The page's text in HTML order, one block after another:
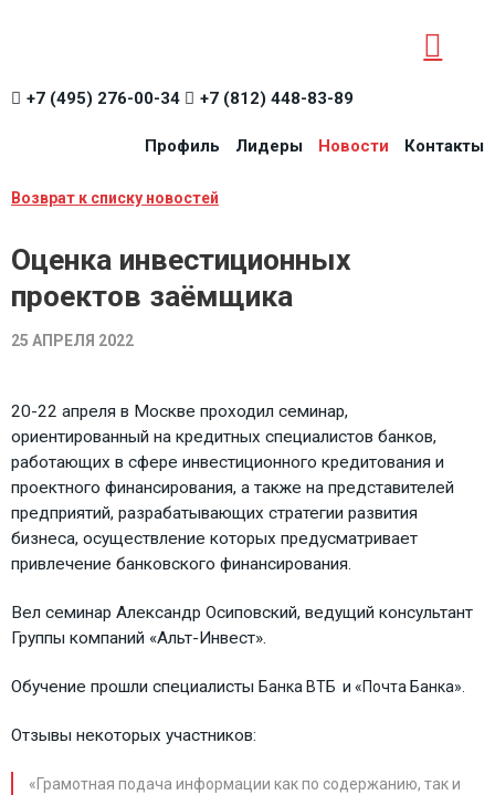
+7 (495) 276-00-34 +7 (812) 448-83-89
Профиль Лидеры Новости Контакты
Возврат к списку новостей
Оценка инвестиционных
проектов заёмщика
25 АПРЕЛЯ 2022
20-22 апреля в Москве проходил семинар,
ориентированный на кредитных специалистов банков,
работающих в сфере инвестиционного кредитования и
проектного финансирования, а также на представителей
предприятий, разрабатывающих стратегии развития
бизнеса, осуществление которых предусматривает
привлечение банковского финансирования.
Вел семинар Александр Осиповский, ведущий консультант
Группы компаний «Альт-Инвест».
Обучение прошли специалисты Банка ВТБ и «Почта Банка».
Отзывы некоторых участников:
«Грамотная подача информации как по содержанию, так и